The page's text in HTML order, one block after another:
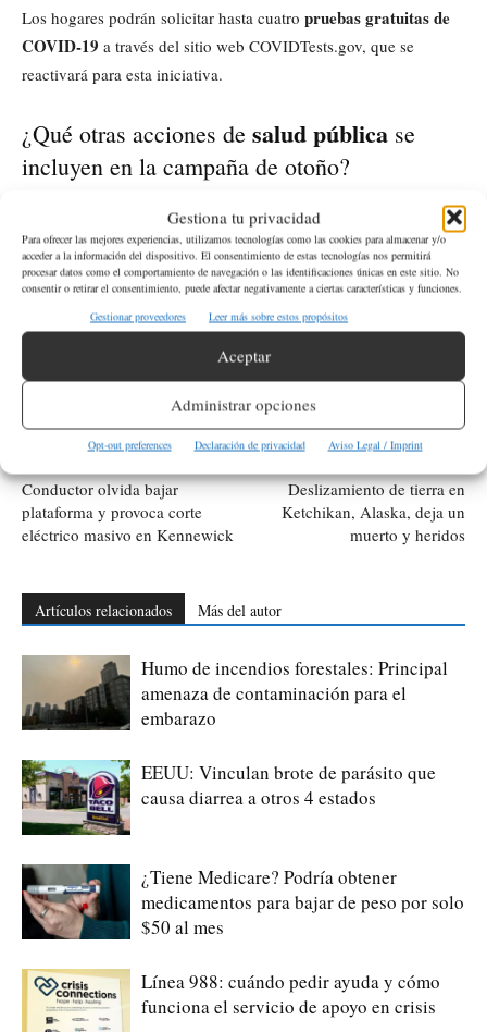
Gestiona tu privacidad
Para ofrecer las mejores experiencias, utilizamos tecnologías como las cookies para almacenar y/o
acceder a la información del dispositivo. El consentimiento de estas tecnologías nos permitirá
procesar datos como el comportamiento de navegación o las identificaciones únicas en este sitio. No
consentir o retirar el consentimiento, puede afectar negativamente a ciertas características y funciones.
Gestionar proveedores
Leer más sobre estos propósitos
Aceptar
Administrar opciones
Opt-out preferences Declaración de privacidad Aviso Legal / Imprint
Los hogares podrán solicitar hasta cuatro pruebas gratuitas de
COVID-19 a través del sitio web COVIDTests.gov, que se
reactivará para esta iniciativa.
¿Qué otras acciones de salud pública se
incluyen en la campaña de otoño?
La campaña de otoño también busca instar a los estadounidenses
elegibles a vacunarse contra el COVID-19, la gripe y el virus
respiratorio sincitial (VSR), además de la distribución depruebas
gratuitas de COVID-19 , para una mejor prevención de
enfermedades respiratorias.
Salud
Conductor olvida bajar
plataforma y provoca corte
eléctrico masivo en Kennewick
Deslizamiento de tierra en
Ketchikan, Alaska, deja un
muerto y heridos
Artículos relacionados Más del autor
Humo de incendios forestales: Principal
amenaza de contaminación para el
embarazo
EEUU: Vinculan brote de parásito que
causa diarrea a otros 4 estados
¿Tiene Medicare? Podría obtener
medicamentos para bajar de peso por solo
$50 al mes
Línea 988: cuándo pedir ayuda y cómo
funciona el servicio de apoyo en crisis